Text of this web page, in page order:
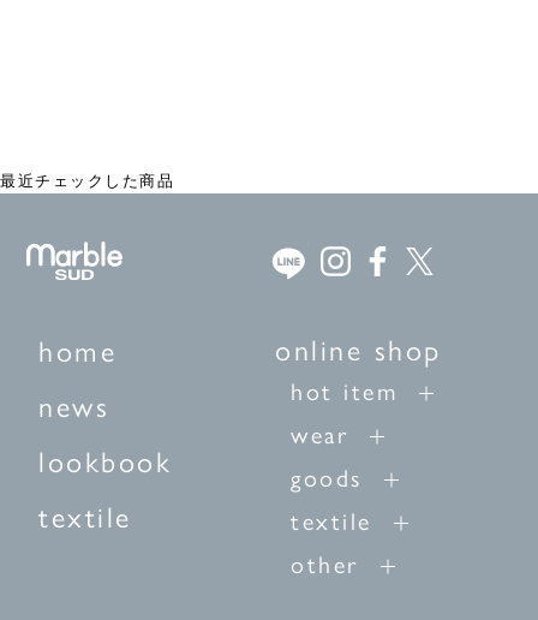
最近チェックした商品
home
news
lookbook
textile
online shop
hot item
wear
goods
textile
other